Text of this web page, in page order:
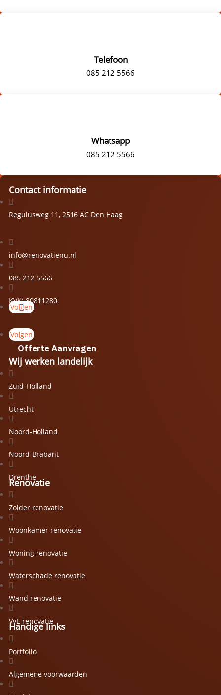
Telefoon
085 212 5566
Whatsapp
085 212 5566
Contact informatie

Regulusweg 11, 2516 AC Den Haag

info@renovatienu.nl

085 212 5566

KVK: 80811280
Volgen
Volgen
Offerte Aanvragen
Wij werken landelijk

Zuid-Holland

Utrecht

Noord-Holland

Noord-Brabant

Drenthe
Renovatie

Zolder renovatie

Woonkamer renovatie

Woning renovatie

Waterschade renovatie

Wand renovatie

VvE renovatie
Handige links

Portfolio

Algemene voorwaarden
